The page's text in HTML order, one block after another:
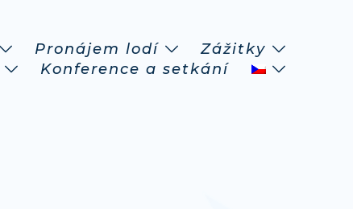
Pronájem lodí
Zážitky
Konference a setkání